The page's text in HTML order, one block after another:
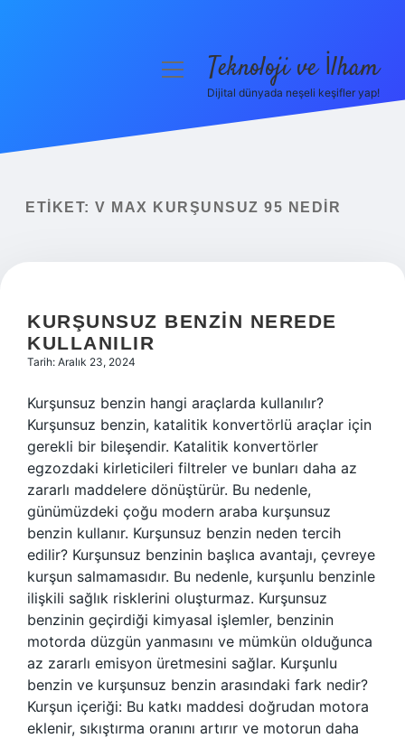
Yasal Uyarı
menüyüTeknoloji ve İlham
Dijital dünyada neşeli keşifler yap!
ETIKET: V MAX KURŞUNSUZ 95 NEDIR
KURŞUNSUZ BENZIN NEREDE
KULLANILIR
Tarih: Aralık 23, 2024
Kurşunsuz benzin hangi araçlarda kullanılır?
Kurşunsuz benzin, katalitik konvertörlü araçlar için
gerekli bir bileşendir. Katalitik konvertörler
egzozdaki kirleticileri filtreler ve bunları daha az
zararlı maddelere dönüştürür. Bu nedenle,
günümüzdeki çoğu modern araba kurşunsuz
benzin kullanır. Kurşunsuz benzin neden tercih
edilir? Kurşunsuz benzinin başlıca avantajı, çevreye
kurşun salmamasıdır. Bu nedenle, kurşunlu benzinle
ilişkili sağlık risklerini oluşturmaz. Kurşunsuz
benzinin geçirdiği kimyasal işlemler, benzinin
motorda düzgün yanmasını ve mümkün olduğunca
az zararlı emisyon üretmesini sağlar. Kurşunlu
benzin ve kurşunsuz benzin arasındaki fark nedir?
Kurşun içeriği: Bu katkı maddesi doğrudan motora
eklenir, sıkıştırma oranını artırır ve motorun daha